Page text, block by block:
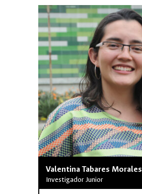
Valentina Tabares Morales
Investigador Junior